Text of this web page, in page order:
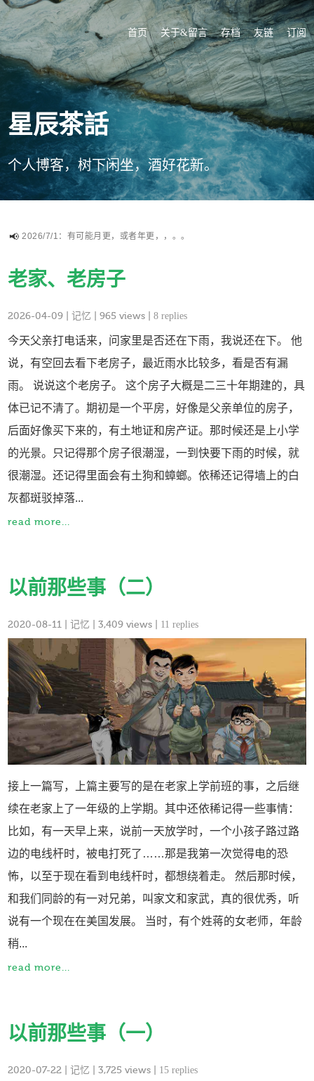
首页 关于&留言 存档 友链 订阅
星辰茶話
个人博客，树下闲坐，酒好花新。
2026/7/1：有可能月更，或者年更，，。。
老家、老房子
2026-04-09 |记忆 | 965 views |8 replies
今天父亲打电话来，问家里是否还在下雨，我说还在下。 他
说，有空回去看下老房子，最近雨水比较多，看是否有漏
雨。 说说这个老房子。 这个房子大概是二三十年期建的，具
体已记不清了。期初是一个平房，好像是父亲单位的房子，
后面好像买下来的，有土地证和房产证。那时候还是上小学
的光景。只记得那个房子很潮湿，一到快要下雨的时候，就
很潮湿。还记得里面会有土狗和蟑螂。依稀还记得墙上的白
灰都斑驳掉落...
read more...
以前那些事（二）
2020-08-11 |记忆 | 3,409 views | 11 replies
接上一篇写，上篇主要写的是在老家上学前班的事，之后继
续在老家上了一年级的上学期。其中还依稀记得一些事情：
比如，有一天早上来，说前一天放学时，一个小孩子路过路
边的电线杆时，被电打死了……那是我第一次觉得电的恐
怖，以至于现在看到电线杆时，都想绕着走。 然后那时候，
和我们同龄的有一对兄弟，叫家文和家武，真的很优秀，听
说有一个现在在美国发展。 当时，有个姓蒋的女老师，年龄
稍...
read more...
以前那些事（一）
2020-07-22 |记忆 | 3,725 views | 15 replies